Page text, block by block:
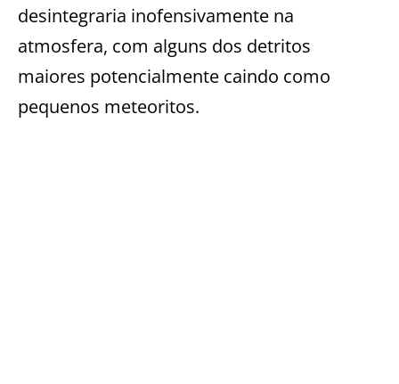
desintegraria inofensivamente na
atmosfera, com alguns dos detritos
maiores potencialmente caindo como
pequenos meteoritos.